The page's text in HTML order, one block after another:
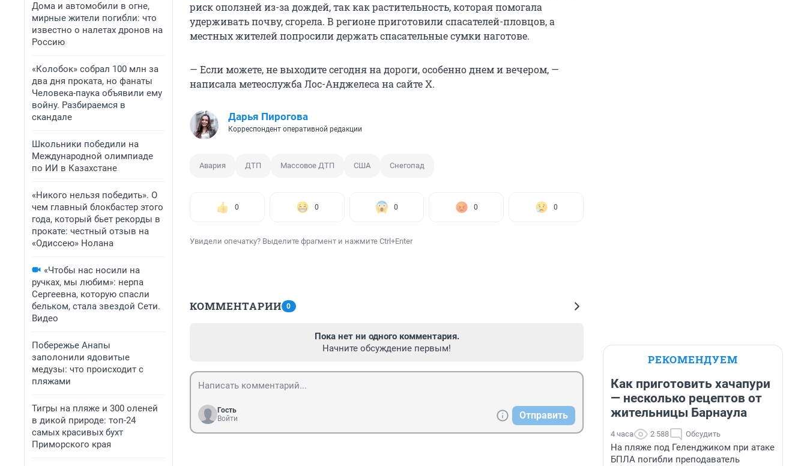
Дома и автомобили в огне,
мирные жители погибли: что
известно о налетах дронов на
Россию
«Колобок» собрал 100 млн за
два дня проката, но фанаты
Человека-паука объявили ему
войну. Разбираемся в
скандале
Школьники победили на
Международной олимпиаде
по ИИ в Казахстане
«Никого нельзя победить». О
чем главный блокбастер этого
года, который бьет рекорды в
прокате: честный отзыв на
«Одиссею» Нолана
«Чтобы нас носили на
ручках, мы любим»: нерпа
Сергеевна, которую спасли
бельком, стала звездой Сети.
Видео
Побережье Анапы
заполонили ядовитые
медузы: что происходит с
пляжами
Тигры на пляже и 300 оленей
в дикой природе: топ-24
самых красивых бухт
Приморского края
риск оползней из-за дождей, так как растительность, которая помогала
удерживать почву, сгорела. В регионе приготовили спасателей-пловцов, а
местных жителей попросили держать спасательные сумки наготове.
— Если можете, не выходите сегодня на дороги, особенно днем ​​и вечером, —
написала метеослужба Лос-Анджелеса на сайте X.
Дарья Пирогова
Корреспондент оперативной редакции
Авария ДТП Массовое ДТП США Снегопад
0 0 0 0 0
Увидели опечатку? Выделите фрагмент и нажмите Ctrl+Enter
КОММЕНТАРИИ 0
Пока нет ни одного комментария.
Начните обсуждение первым!
Гость
Войти
Отправить
РЕКОМЕНДУЕМ
Как приготовить хачапури
— несколько рецептов от
жительницы Барнаула
4 часа 2 588 Обсудить
На пляже под Геленджиком при атаке
БПЛА погибли преподаватель